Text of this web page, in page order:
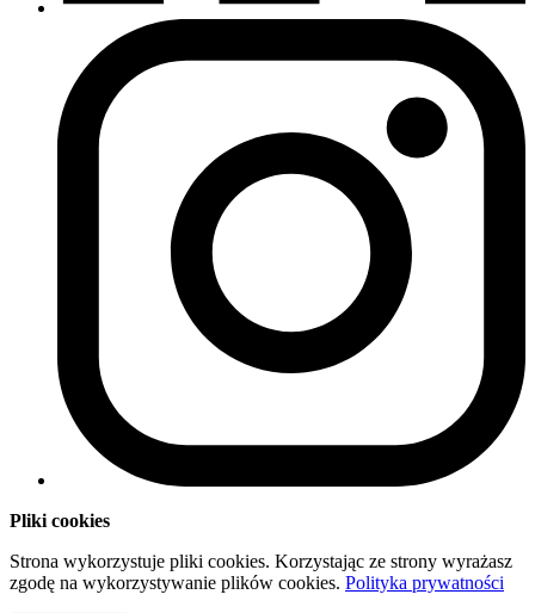
Pliki cookies
Strona wykorzystuje pliki cookies. Korzystając ze strony wyrażasz
zgodę na wykorzystywanie plików cookies. Polityka prywatności